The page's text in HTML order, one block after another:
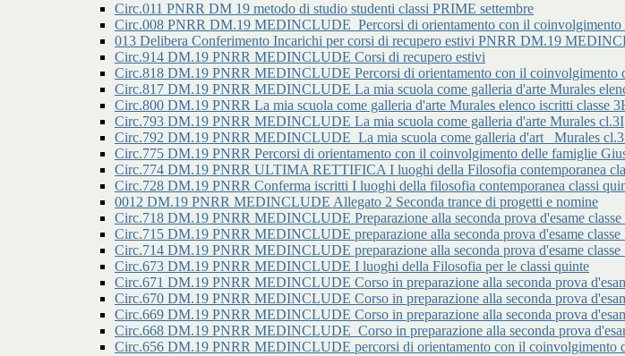
Circ.011 PNRR DM 19 metodo di studio studenti classi PRIME settembre
Circ.008 PNRR DM.19 MEDINCLUDE_Percorsi di orientamento con il coinvolgimento
013 Delibera Conferimento Incarichi per corsi di recupero estivi PNRR DM.19
Circ.914 DM.19 PNRR MEDINCLUDE Corsi di recupero estivi
Circ.818 DM.19 PNRR MEDINCLUDE Percorsi di orientamento con il coinvolgimento
Circ.817 DM.19 PNRR MEDINCLUDE La mia scuola come galleria d'arte Murales
Circ.800 DM.19 PNRR La mia scuola come galleria d'arte Murales elenco iscritti classe
Circ.793 DM.19 PNRR MEDINCLUDE La mia scuola come galleria d'arte Murales cl.3I
Circ.792 DM.19 PNRR MEDINCLUDE_La mia scuola come galleria d'art _Murales
Circ.775 DM.19 PNRR Percorsi di orientamento con il coinvolgimento delle famiglie
Circ.774 DM.19 PNRR ULTIMA RETTIFICA I luoghi della Filosofia contemporanea
Circ.728 DM.19 PNRR Conferma iscritti I luoghi della filosofia contemporanea classi
0012 DM.19 PNRR MEDINCLUDE Allegato 2 Seconda trance di progetti e nomine
Circ.718 DM.19 PNRR MEDINCLUDE Preparazione alla seconda prova d'esame classe
Circ.715 DM.19 PNRR MEDINCLUDE preparazione alla seconda prova d'esame classe
Circ.714 DM.19 PNRR MEDINCLUDE preparazione alla seconda prova d'esame classe
Circ.673 DM.19 PNRR MEDINCLUDE I luoghi della Filosofia per le classi quinte
Circ.671 DM.19 PNRR MEDINCLUDE Corso in preparazione alla seconda prova
Circ.670 DM.19 PNRR MEDINCLUDE Corso in preparazione alla seconda prova
Circ.669 DM.19 PNRR MEDINCLUDE Corso in preparazione alla seconda prova
Circ.668 DM.19 PNRR MEDINCLUDE_Corso in preparazione alla seconda prova
Circ.656 DM.19 PNRR MEDINCLUDE percorsi di orientamento con il coinvolgimento